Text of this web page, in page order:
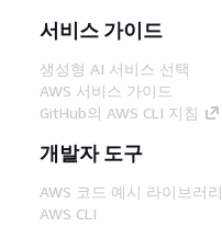
서비스 가이드
생성형 AI 서비스 선택
AWS 서비스 가이드
GitHub의 AWS CLI 지침
개발자 도구
AWS 코드 예시 라이브러리
AWS CLI